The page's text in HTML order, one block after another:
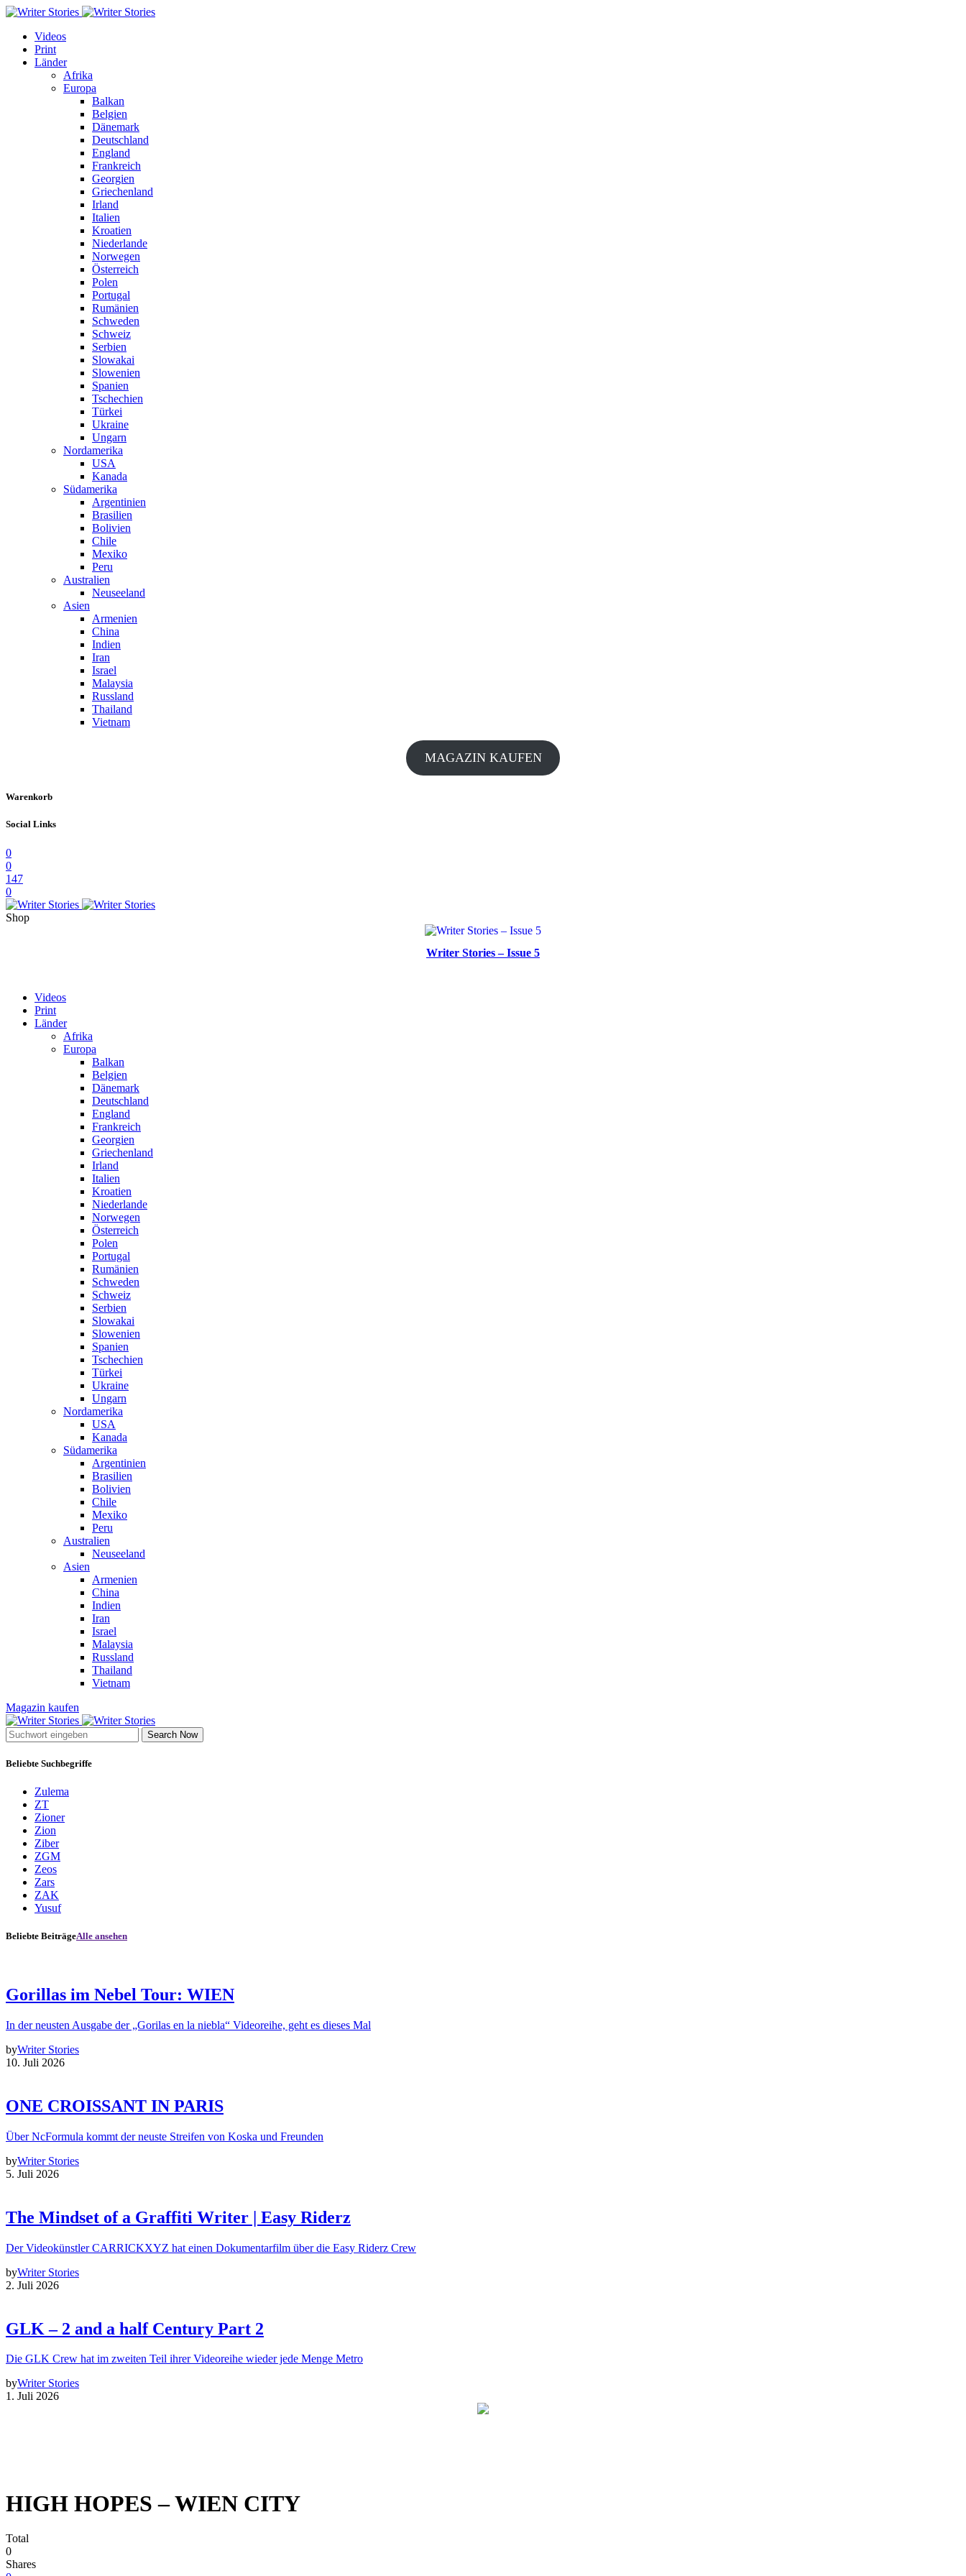
Videos
Print
Länder
Afrika
Europa
Balkan
Belgien
Dänemark
Deutschland
England
Frankreich
Georgien
Griechenland
Irland
Italien
Kroatien
Niederlande
Norwegen
Österreich
Polen
Portugal
Rumänien
Schweden
Schweiz
Serbien
Slowakai
Slowenien
Spanien
Tschechien
Türkei
Ukraine
Ungarn
Nordamerika
USA
Kanada
Südamerika
Argentinien
Brasilien
Bolivien
Chile
Mexiko
Peru
Australien
Neuseeland
Asien
Armenien
China
Indien
Iran
Israel
Malaysia
Russland
Thailand
Vietnam
MAGAZIN KAUFEN
Warenkorb
Social Links
0
0
147
0
Shop
Writer Stories – Issue 5
Videos
Print
Länder
Afrika
Europa
Balkan
Belgien
Dänemark
Deutschland
England
Frankreich
Georgien
Griechenland
Irland
Italien
Kroatien
Niederlande
Norwegen
Österreich
Polen
Portugal
Rumänien
Schweden
Schweiz
Serbien
Slowakai
Slowenien
Spanien
Tschechien
Türkei
Ukraine
Ungarn
Nordamerika
USA
Kanada
Südamerika
Argentinien
Brasilien
Bolivien
Chile
Mexiko
Peru
Australien
Neuseeland
Asien
Armenien
China
Indien
Iran
Israel
Malaysia
Russland
Thailand
Vietnam
Magazin kaufen
Search Now
Beliebte Suchbegriffe
Zulema
ZT
Zioner
Zion
Ziber
ZGM
Zeos
Zars
ZAK
Yusuf
Beliebte BeiträgeAlle ansehen
Gorillas im Nebel Tour: WIEN
In der neusten Ausgabe der „Gorilas en la niebla“ Videoreihe, geht es dieses Mal
byWriter Stories
10. Juli 2026
ONE CROISSANT IN PARIS
Über NcFormula kommt der neuste Streifen von Koska und Freunden
byWriter Stories
5. Juli 2026
The Mindset of a Graffiti Writer | Easy Riderz
Der Videokünstler CARRICKXYZ hat einen Dokumentarfilm über die Easy Riderz Crew
byWriter Stories
2. Juli 2026
GLK – 2 and a half Century Part 2
Die GLK Crew hat im zweiten Teil ihrer Videoreihe wieder jede Menge Metro
byWriter Stories
1. Juli 2026
HIGH HOPES – WIEN CITY
Total
0
Shares